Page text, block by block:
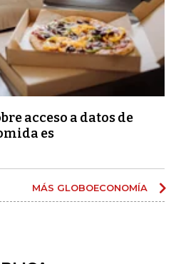
acceso a datos de
es
MÁS GLOBOECONOMÍA